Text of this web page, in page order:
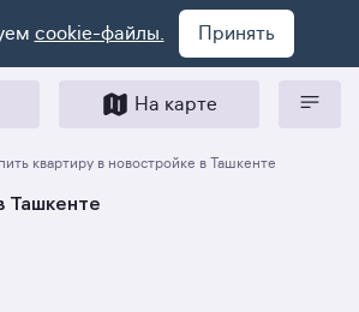
cookie-файлы. Принять
На карте
квартиру в новостройке в Ташкенте
Ташкенте